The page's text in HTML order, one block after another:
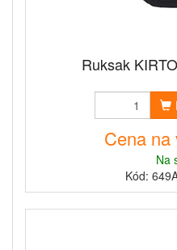
Ruksak
Cena na
Na
Kód: